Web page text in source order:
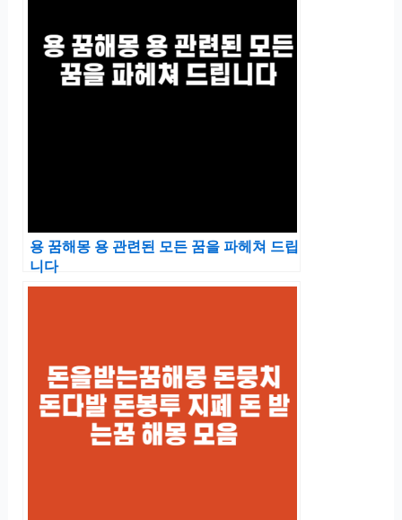
용 꿈해몽 용 관련된 모든 꿈을 파헤쳐 드립
니다